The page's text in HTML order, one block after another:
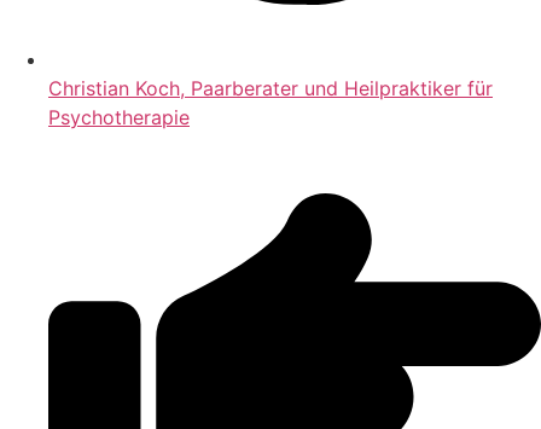
Christian Koch, Paarberater und Heilpraktiker für
Psychotherapie